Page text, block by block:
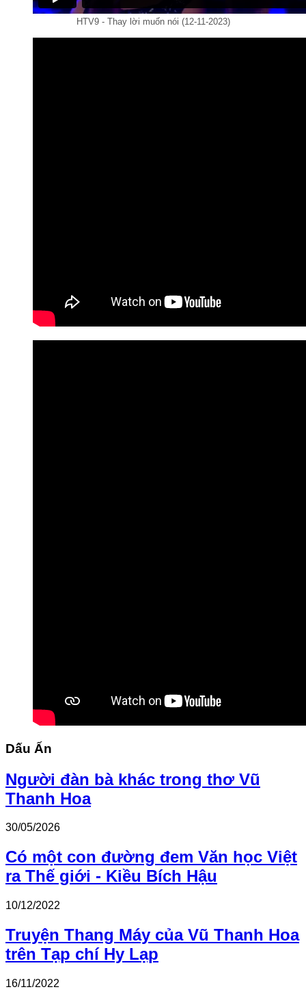
HTV9 - Thay lời muốn nói (12-11-2023)
Dấu Ấn
Người đàn bà khác trong thơ Vũ
Thanh Hoa
30/05/2026
Có một con đường đem Văn học Việt
ra Thế giới - Kiều Bích Hậu
10/12/2022
Truyện Thang Máy của Vũ Thanh Hoa
trên Tạp chí Hy Lạp
16/11/2022